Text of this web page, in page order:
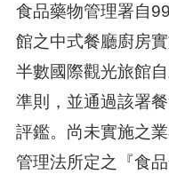
食品藥物管理署自
館之中式餐廳廚房
半數國際觀光旅館
準則，並通過該署
評鑑。尚未實施之
管理法所定之『食